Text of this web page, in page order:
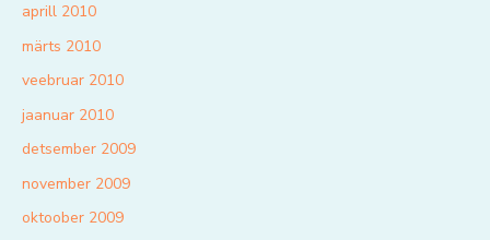
aprill 2010
märts 2010
veebruar 2010
jaanuar 2010
detsember 2009
november 2009
oktoober 2009